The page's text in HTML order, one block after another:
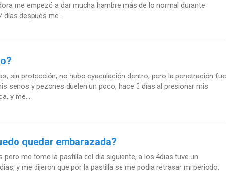
me empezó a dar mucha hambre más de lo normal durante
días después me...
sin protección, no hubo eyaculación dentro, pero la penetración fue
senos y pezones duelen un poco, hace 3 días al presionar mis
y me...
quedar embarazada?
pero me tome la pastilla del dia siguiente, a los 4dias tuve un
y me dijeron que por la pastilla se me podia retrasar mi periodo,